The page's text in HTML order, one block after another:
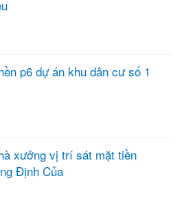
p6 dự án khu dân cư số 1
xưởng vị trí sát mặt tiền
Định Của